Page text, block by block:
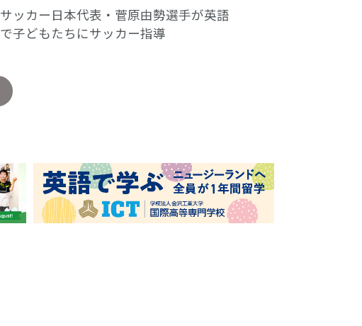
サッカー日本代表・菅原由勢選手が英語
で子どもたちにサッカー指導